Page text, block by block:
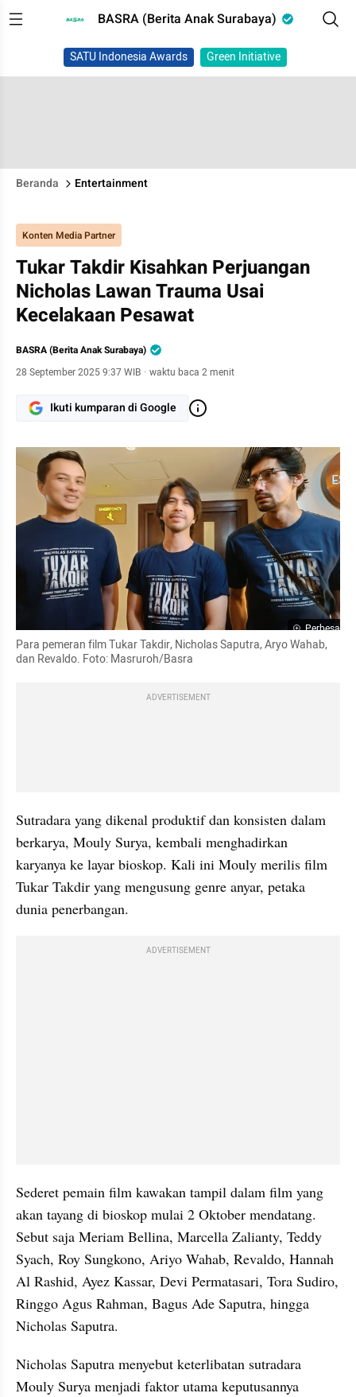
BASRA (Berita Anak Surabaya)
SATU Indonesia Awards Green Initiative
Beranda Entertainment
Konten Media Partner
Tukar Takdir Kisahkan Perjuangan
Nicholas Lawan Trauma Usai
Kecelakaan Pesawat
BASRA (Berita Anak Surabaya)
28 September 2025 9:37 WIB · waktu baca 2 menit
Ikuti kumparan di Google
Perbesar
Para pemeran film Tukar Takdir, Nicholas Saputra, Aryo Wahab,
dan Revaldo. Foto: Masruroh/Basra
ADVERTISEMENT
Sutradara yang dikenal produktif dan konsisten dalam
berkarya, Mouly Surya, kembali menghadirkan
karyanya ke layar bioskop. Kali ini Mouly merilis film
Tukar Takdir yang mengusung genre anyar, petaka
dunia penerbangan.
ADVERTISEMENT
Sederet pemain film kawakan tampil dalam film yang
akan tayang di bioskop mulai 2 Oktober mendatang.
Sebut saja Meriam Bellina, Marcella Zalianty, Teddy
Syach, Roy Sungkono, Ariyo Wahab, Revaldo, Hannah
Al Rashid, Ayez Kassar, Devi Permatasari, Tora Sudiro,
Ringgo Agus Rahman, Bagus Ade Saputra, hingga
Nicholas Saputra.
Nicholas Saputra menyebut keterlibatan sutradara
Mouly Surya menjadi faktor utama keputusannya